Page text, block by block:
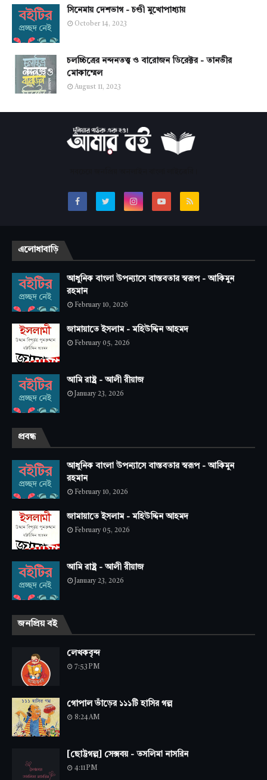
সিনেমায় দেশভাগ - চণ্ডী মুখোপাধ্যায়
October 14, 2023
চলচ্চিত্রের নন্দনতত্ত্ব ও বারোজন ডিরেক্টর - তানভীর
মোকাম্মেল
August 11, 2023
এলোধাবাড়ি
আধুনিক বাংলা উপন্যাসে বাস্তবতার স্বরূপ - আকিমুন
রহমান
February 10, 2026
জামায়াতে ইসলাম - মহিউদ্দিন আহমদ
February 05, 2026
আমি রাষ্ট্র - আলী রীয়াজ
January 23, 2026
প্রবন্ধ
আধুনিক বাংলা উপন্যাসে বাস্তবতার স্বরূপ - আকিমুন
রহমান
February 10, 2026
জামায়াতে ইসলাম - মহিউদ্দিন আহমদ
February 05, 2026
আমি রাষ্ট্র - আলী রীয়াজ
January 23, 2026
জনপ্রিয় বই
লেখকবৃন্দ
7:53 PM
গোপাল ভাঁড়ের ১১১টি হাসির গল্প
8:24 AM
[ছোট্টগল্প] সেক্সবয় - তসলিমা নাসরিন
4:11 PM